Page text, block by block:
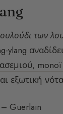
των
ylang
εξωτική
– Guerlain